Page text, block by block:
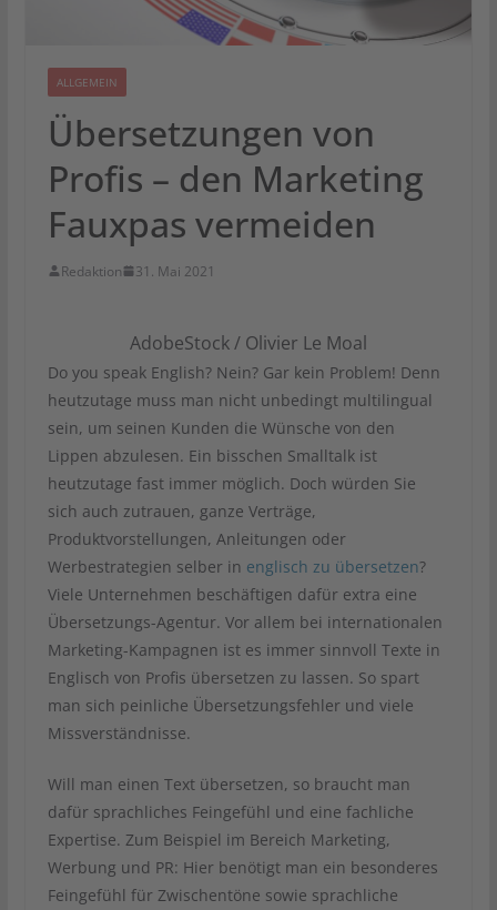
ALLGEMEIN
Übersetzungen von
Profis – den Marketing
Fauxpas vermeiden
Redaktion 31. Mai 2021
AdobeStock / Olivier Le Moal
Do you speak English? Nein? Gar kein Problem! Denn
heutzutage muss man nicht unbedingt multilingual
sein, um seinen Kunden die Wünsche von den
Lippen abzulesen. Ein bisschen Smalltalk ist
heutzutage fast immer möglich. Doch würden Sie
sich auch zutrauen, ganze Verträge,
Produktvorstellungen, Anleitungen oder
Werbestrategien selber in englisch zu übersetzen?
Viele Unternehmen beschäftigen dafür extra eine
Übersetzungs-Agentur. Vor allem bei internationalen
Marketing-Kampagnen ist es immer sinnvoll Texte in
Englisch von Profis übersetzen zu lassen. So spart
man sich peinliche Übersetzungsfehler und viele
Missverständnisse.
Will man einen Text übersetzen, so braucht man
dafür sprachliches Feingefühl und eine fachliche
Expertise. Zum Beispiel im Bereich Marketing,
Werbung und PR: Hier benötigt man ein besonderes
Feingefühl für Zwischentöne sowie sprachliche